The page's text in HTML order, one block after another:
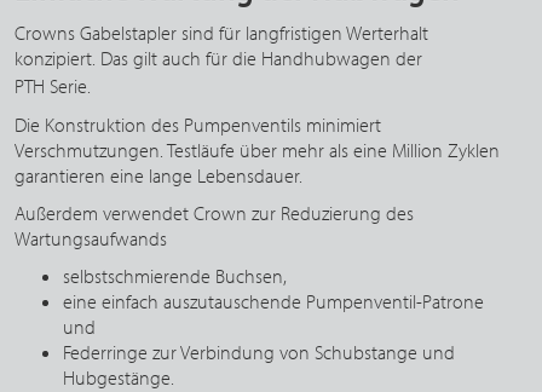
Crowns Gabelstapler sind für langfristigen Werterhalt
konzipiert. Das gilt auch für die Handhubwagen der
PTH Serie.
Die Konstruktion des Pumpenventils minimiert
Verschmutzungen. Testläufe über mehr als eine Million Zyklen
garantieren eine lange Lebensdauer.
Außerdem verwendet Crown zur Reduzierung des
Wartungsaufwands
selbstschmierende Buchsen,
eine einfach auszutauschende Pumpenventil-Patrone
und
Federringe zur Verbindung von Schubstange und
Hubgestänge.